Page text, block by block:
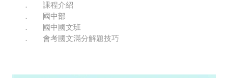
課程介紹
國中部
國中國文班
會考國文滿分解題技巧